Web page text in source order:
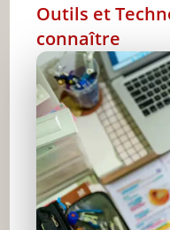
Outils et
connaître